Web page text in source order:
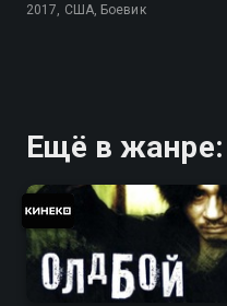
2017, США, Боевик
Ещё в жанре: